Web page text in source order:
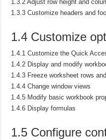
1.3.2 Adjust row height and
1.3.3 Customize headers and
1.4 Customize
1.4.1 Customize the Quick
1.4.2 Display and modify
1.4.3 Freeze worksheet rows
1.4.4 Change window views
1.4.5 Modify basic workbook
1.4.6 Display formulas
1.5 Configure